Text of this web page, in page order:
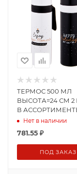
ТЕРМОС 500 МЛ
ВЫСОТА=24 СМ 2
В АССОРТИМЕНТЕ
306)Нет в наличии
781.55 ₽
ПОД ЗАКАЗ